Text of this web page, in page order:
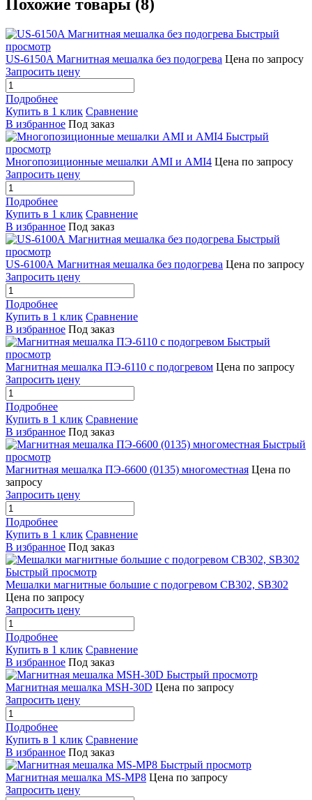
Похожие товары (8)
Быстрый
просмотр
US-6150A Магнитная мешалка без подогрева Цена по запросу
Запросить цену
Подробнее
Купить в 1 клик Сравнение
В избранное Под заказ
Быстрый
просмотр
Многопозиционные мешалки AMI и AMI4 Цена по запросу
Запросить цену
Подробнее
Купить в 1 клик Сравнение
В избранное Под заказ
Быстрый
просмотр
US-6100А Магнитная мешалка без подогрева Цена по запросу
Запросить цену
Подробнее
Купить в 1 клик Сравнение
В избранное Под заказ
Быстрый
просмотр
Магнитная мешалка ПЭ-6110 с подогревом Цена по запросу
Запросить цену
Подробнее
Купить в 1 клик Сравнение
В избранное Под заказ
Быстрый
просмотр
Магнитная мешалка ПЭ-6600 (0135) многоместная Цена по
запросу
Запросить цену
Подробнее
Купить в 1 клик Сравнение
В избранное Под заказ
Быстрый просмотр
Мешалки магнитные большие с подогревом CB302, SB302
Цена по запросу
Запросить цену
Подробнее
Купить в 1 клик Сравнение
В избранное Под заказ
Быстрый просмотр
Магнитная мешалка MSH-30D Цена по запросу
Запросить цену
Подробнее
Купить в 1 клик Сравнение
В избранное Под заказ
Быстрый просмотр
Магнитная мешалка MS-MP8 Цена по запросу
Запросить цену